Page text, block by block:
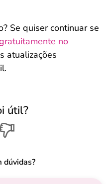
Se quiser continuar se
no
atualizações
útil?
dúvidas?